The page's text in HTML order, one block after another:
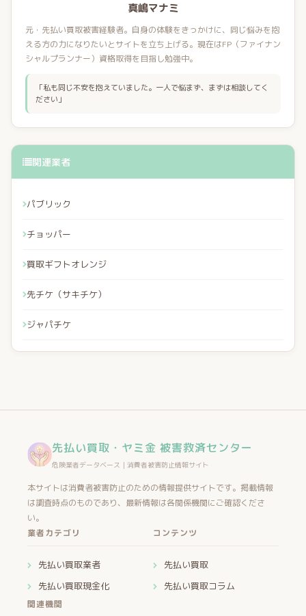
真嶋マナミ
元・先払い買取被害経験者。自身の体験をきっかけに、同じ悩みを抱
える方の力になりたいとサイトを立ち上げる。現在はFP（ファイナン
シャルプランナー）資格取得を目指し勉強中。
「私も同じ不安を抱えていました。一人で悩まず、まずは相談してく
ださい」
関連業者
パブリック
チョッパー
買取ギフトオレンジ
先チケ（サキチケ）
ジャパチケ
先払い買取・ヤミ金 被害救済センター
危険業者データベース｜消費者被害防止情報サイト
本サイトは消費者被害防止のための情報提供サイトです。掲載情報
は調査時点のものであり、最新情報は各関係機関にご確認くださ
い。
業者カテゴリ
先払い買取業者
先払い買取現金化
コンテンツ
先払い買取
先払い買取コラム
関連機関